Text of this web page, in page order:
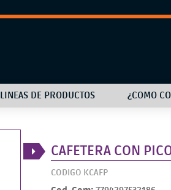
LINEAS DE PRODUCTOS ¿COMO
CAFETERA CON
CODIGO KCAFP